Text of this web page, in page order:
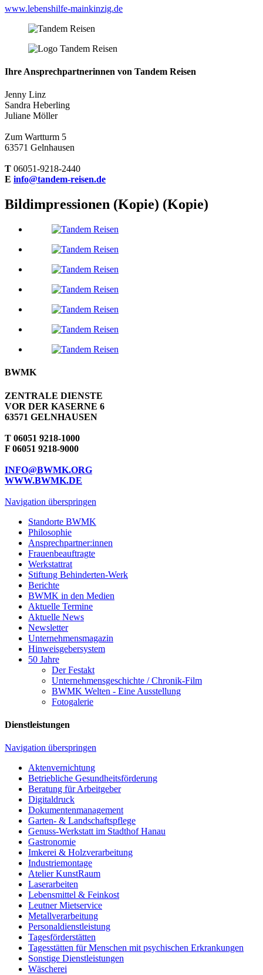
www.lebenshilfe-mainkinzig.de
Ihre Ansprechpartnerinnen von Tandem Reisen
Jenny Linz
Sandra Heberling
Juliane Möller
Zum Wartturm 5
63571 Gelnhausen
T 06051-9218-2440
E info@tandem-reisen.de
Bildimpressionen (Kopie) (Kopie)
BWMK
ZENTRALE DIENSTE
VOR DER KASERNE 6
63571 GELNHAUSEN
T 06051 9218-1000
F 06051 9218-9000
INFO@BWMK.ORG
WWW.BWMK.DE
Navigation überspringen
Standorte BWMK
Philosophie
Ansprechpartner:innen
Frauenbeauftragte
Werkstattrat
Stiftung Behinderten-Werk
Berichte
BWMK in den Medien
Aktuelle Termine
Aktuelle News
Newsletter
Unternehmensmagazin
Hinweisgebersystem
50 Jahre
Der Festakt
Unternehmensgeschichte / Chronik-Film
BWMK Welten - Eine Ausstellung
Fotogalerie
Dienstleistungen
Navigation überspringen
Aktenvernichtung
Betriebliche Gesundheits­förderung
Beratung für Arbeitgeber
Digitaldruck
Dokumenten­management
Garten- & Landschafts­pflege
Genuss-Werkstatt im Stadthof Hanau
Gastronomie
Imkerei & Holz­verarbeitung
Industriemontage
Atelier KunstRaum
Laserarbeiten
Lebensmittel & Feinkost
Leutner Mietservice
Metallverarbeitung
Personaldienstleistung
Tagesförderstätten
Tagesstätten für Menschen mit psychischen Erkrankungen
Sonstige Dienstleistungen
Wäscherei